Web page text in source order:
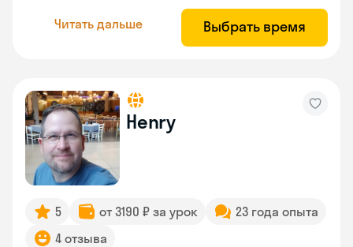
Читать дальше Выбрать время
Henry
5 от 3190 ₽ за урок
23 года опыта
4 отзыва